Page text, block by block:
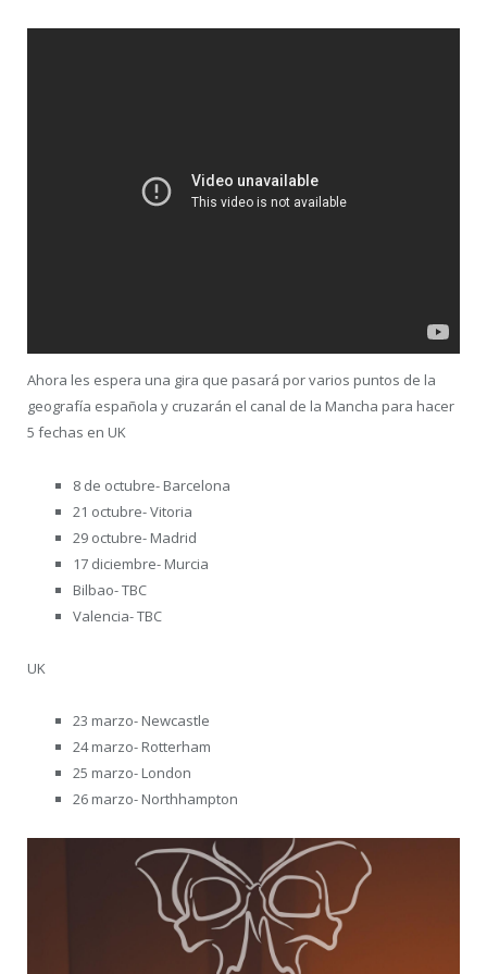
Ahora les espera una gira que pasará por varios puntos de la
geografía española y cruzarán el canal de la Mancha para hacer
5 fechas en UK
8 de octubre- Barcelona
21 octubre- Vitoria
29 octubre- Madrid
17 diciembre- Murcia
Bilbao- TBC
Valencia- TBC
UK
23 marzo- Newcastle
24 marzo- Rotterham
25 marzo- London
26 marzo- Northhampton